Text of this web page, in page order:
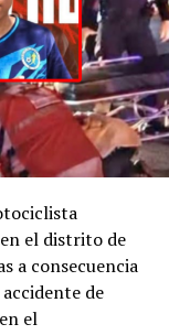
la
ha
ser
el distrito de
a consecuencia
de
el